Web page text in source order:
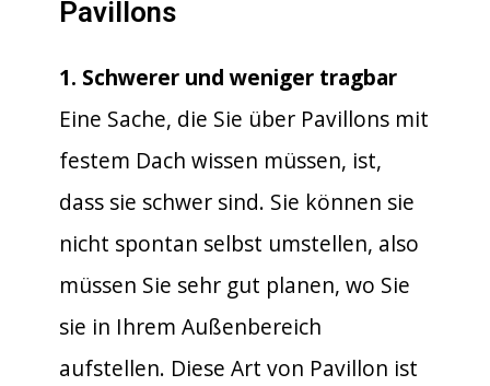
Pavillons
1. Schwerer und weniger tragbar
Eine Sache, die Sie über Pavillons mit
festem Dach wissen müssen, ist,
dass sie schwer sind. Sie können sie
nicht spontan selbst umstellen, also
müssen Sie sehr gut planen, wo Sie
sie in Ihrem Außenbereich
aufstellen. Diese Art von Pavillon ist